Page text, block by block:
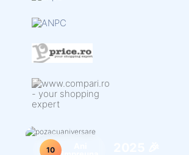
10